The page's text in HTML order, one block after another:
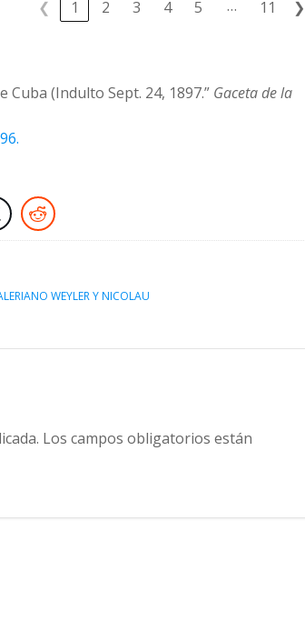
❮ 1 2 3 4 5 … 11
❯
Cuba (Indulto Sept. 24, 1897.” Gaceta de la
WEYLER Y NICOLAU
Los campos obligatorios están